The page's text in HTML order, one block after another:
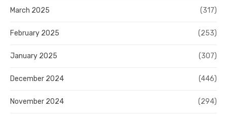
March 2025 (317)
February 2025 (253)
January 2025 (307)
December 2024 (446)
November 2024 (294)